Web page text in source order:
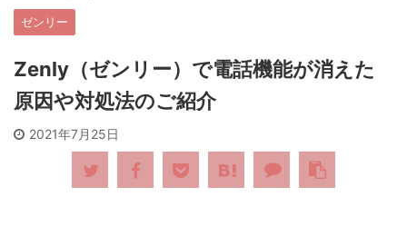
ゼンリー
Zenly（ゼンリー）で電話機能が消えた
原因や対処法のご紹介
2021年7月25日